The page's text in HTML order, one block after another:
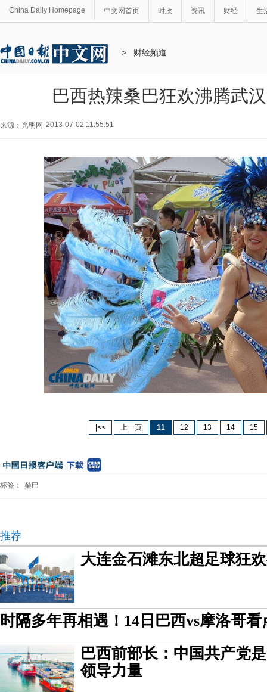
China Daily Homepage 中文网首页 时政 资讯 财经 生
> 财经频道
巴西热辣桑巴狂欢沸腾武
来源：光明网 2013-07-02 11:55:51
|<< 上一页 11 12 13 14 15
标签： 桑巴
推荐
大连金石滩东北超足球狂
时隔多年再相遇！14日巴西vs摩洛哥看
巴西前部长：中国共产党
领导力量